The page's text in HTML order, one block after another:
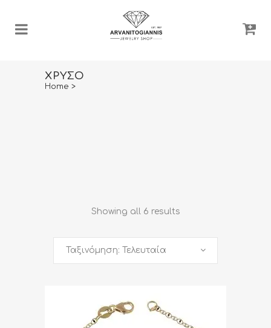
ΧΡΥΣΌ
Home >
Showing all 6 results
Ταξινόμηση: Τελευταία